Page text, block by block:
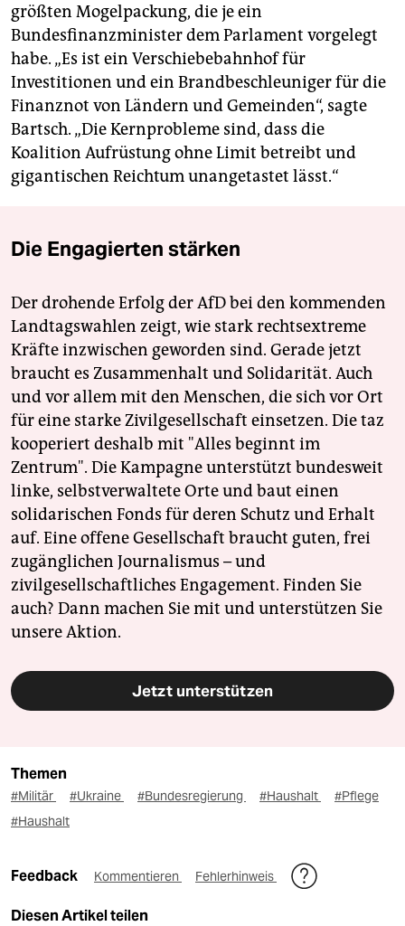
größten Mogelpackung, die je ein
Bundesfinanzminister dem Parlament vorgelegt
habe. „Es ist ein Verschiebebahnhof für
Investitionen und ein Brandbeschleuniger für die
Finanznot von Ländern und Gemeinden“, sagte
Bartsch. „Die Kernprobleme sind, dass die
Koalition Aufrüstung ohne Limit betreibt und
gigantischen Reichtum unangetastet lässt.“
Die Engagierten stärken
Der drohende Erfolg der AfD bei den kommenden
Landtagswahlen zeigt, wie stark rechtsextreme
Kräfte inzwischen geworden sind. Gerade jetzt
braucht es Zusammenhalt und Solidarität. Auch
und vor allem mit den Menschen, die sich vor Ort
für eine starke Zivilgesellschaft einsetzen. Die taz
kooperiert deshalb mit "Alles beginnt im
Zentrum". Die Kampagne unterstützt bundesweit
linke, selbstverwaltete Orte und baut einen
solidarischen Fonds für deren Schutz und Erhalt
auf. Eine offene Gesellschaft braucht guten, frei
zugänglichen Journalismus – und
zivilgesellschaftliches Engagement. Finden Sie
auch? Dann machen Sie mit und unterstützen Sie
unsere Aktion.
Jetzt unterstützen
Themen
#Militär #Ukraine #Bundesregierung #Haushalt
#Pflege
#Haushalt
Feedback Kommentieren Fehlerhinweis
Diesen Artikel teilen